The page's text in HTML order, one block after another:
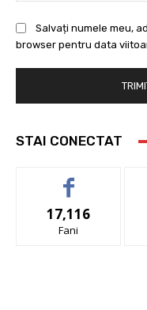
Salvați numele meu,
browser pentru data
STAI CONECTAT
17,116
Fani